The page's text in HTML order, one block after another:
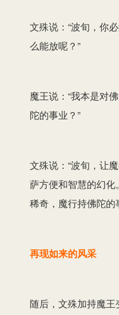
文殊说：“波旬，你
么能放呢？”
魔王说：“我本是对
陀的事业？”
文殊说：“波旬，让
萨方便和智慧的幻
稀奇，魔行持佛陀的
再现如来的风采
随后，文殊加持魔